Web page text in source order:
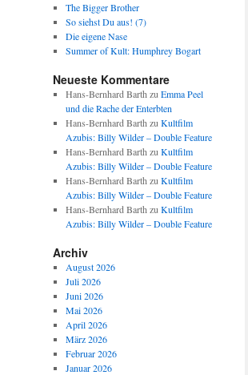
The Bigger Brother
So siehst Du aus! (7)
Die eigene Nase
Summer of Kult: Humphrey Bogart
Neueste Kommentare
Hans-Bernhard Barth zu Emma Peel
und die Rache der Enterbten
Hans-Bernhard Barth zu Kultfilm
Azubis: Billy Wilder – Double Feature
Hans-Bernhard Barth zu Kultfilm
Azubis: Billy Wilder – Double Feature
Hans-Bernhard Barth zu Kultfilm
Azubis: Billy Wilder – Double Feature
Hans-Bernhard Barth zu Kultfilm
Azubis: Billy Wilder – Double Feature
Archiv
August 2026
Juli 2026
Juni 2026
Mai 2026
April 2026
März 2026
Februar 2026
Januar 2026